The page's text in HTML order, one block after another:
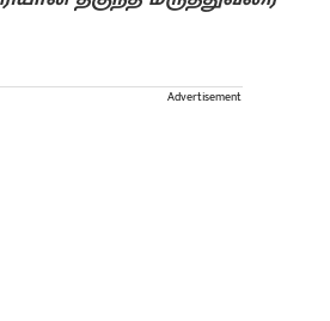
Advertisement